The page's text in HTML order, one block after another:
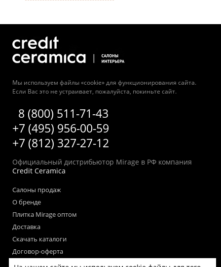
Мы используем файлы «cookie» для функционирования сайта.
Если Вас это не устраивает, пожалуйста, покиньте сайт.
8 (800) 511-71-43
+7 (495) 956-00-59
+7 (812) 327-27-12
Официальный дистрибьютор Mirage в РФ компания
Credit Ceramica
Салоны продаж
О бренде
Плитка Mirage оптом
Доставка
Скачать каталоги
Договор-оферта
Пользовательское соглашение